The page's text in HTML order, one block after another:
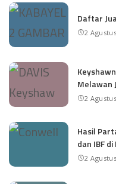
Daftar
2
Melawan
2
Hasil
dan IBF
2